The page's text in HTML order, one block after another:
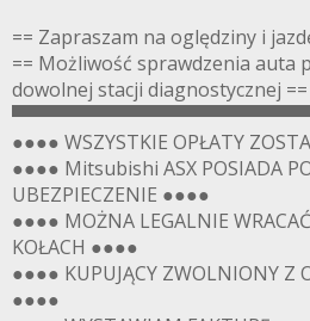
== Zapraszam na oględziny i
== Możliwość sprawdzenia auta
dowolnej stacji diagnostycznej ==
●●●● WSZYSTKIE OPŁATY
●●●● Mitsubishi ASX POSIADA
UBEZPIECZENIE ●●●●
●●●● MOŻNA LEGALNIE
KOŁACH ●●●●
●●●● KUPUJĄCY ZWOLNIONY Z
●●●●